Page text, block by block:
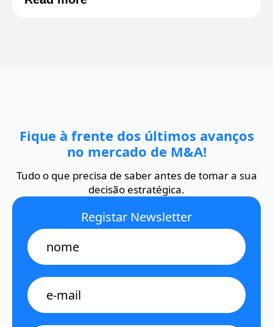
Fique à frente dos últimos avanços
no mercado de M&A!
Tudo o que precisa de saber antes de tomar a sua
decisão estratégica.
Registar Newsletter
Name
E-
mail
*